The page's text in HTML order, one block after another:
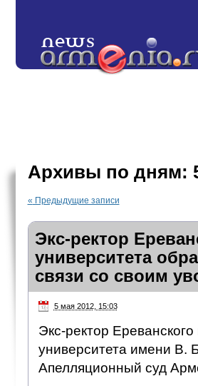
Архивы по дням:
« Предыдущие записи
Экс-ректор
университета
связи со своим
5 мая 2012, 15:03
Экс-ректор Ереванского
университета имени В.
Апелляционный суд